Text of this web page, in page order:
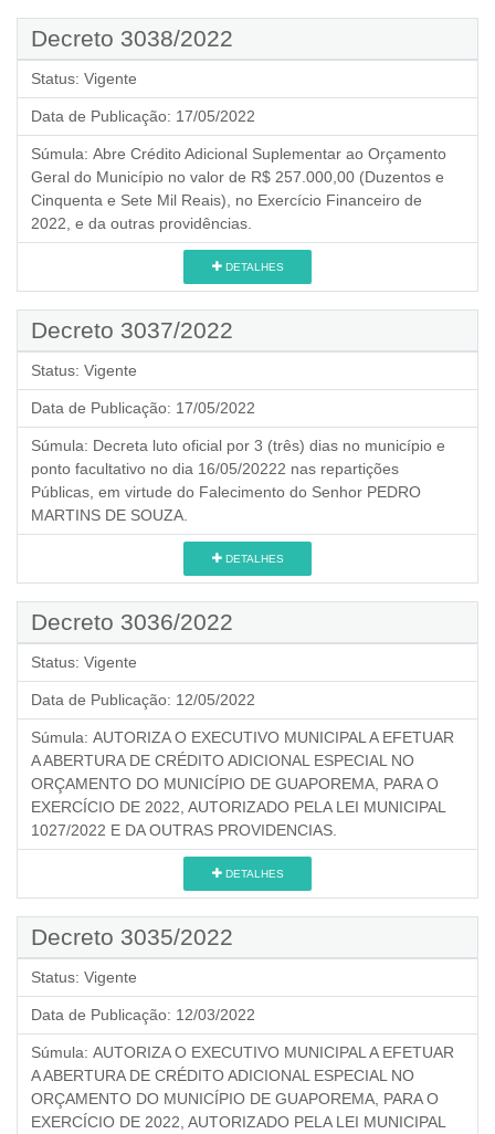
Decreto 3038/2022
Status: Vigente
Data de Publicação: 17/05/2022
Súmula: Abre Crédito Adicional Suplementar ao Orçamento
Geral do Município no valor de R$ 257.000,00 (Duzentos e
Cinquenta e Sete Mil Reais), no Exercício Financeiro de
2022, e da outras providências.
DETALHES
Decreto 3037/2022
Status: Vigente
Data de Publicação: 17/05/2022
Súmula: Decreta luto oficial por 3 (três) dias no município e
ponto facultativo no dia 16/05/20222 nas repartições
Públicas, em virtude do Falecimento do Senhor PEDRO
MARTINS DE SOUZA.
DETALHES
Decreto 3036/2022
Status: Vigente
Data de Publicação: 12/05/2022
Súmula: AUTORIZA O EXECUTIVO MUNICIPAL A EFETUAR
A ABERTURA DE CRÉDITO ADICIONAL ESPECIAL NO
ORÇAMENTO DO MUNICÍPIO DE GUAPOREMA, PARA O
EXERCÍCIO DE 2022, AUTORIZADO PELA LEI MUNICIPAL
1027/2022 E DA OUTRAS PROVIDENCIAS.
DETALHES
Decreto 3035/2022
Status: Vigente
Data de Publicação: 12/03/2022
Súmula: AUTORIZA O EXECUTIVO MUNICIPAL A EFETUAR
A ABERTURA DE CRÉDITO ADICIONAL ESPECIAL NO
ORÇAMENTO DO MUNICÍPIO DE GUAPOREMA, PARA O
EXERCÍCIO DE 2022, AUTORIZADO PELA LEI MUNICIPAL